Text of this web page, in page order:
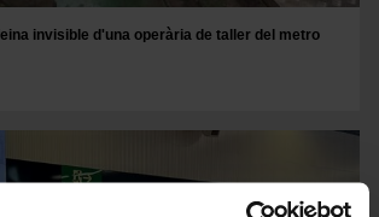
invisible d'una operària de taller del metro